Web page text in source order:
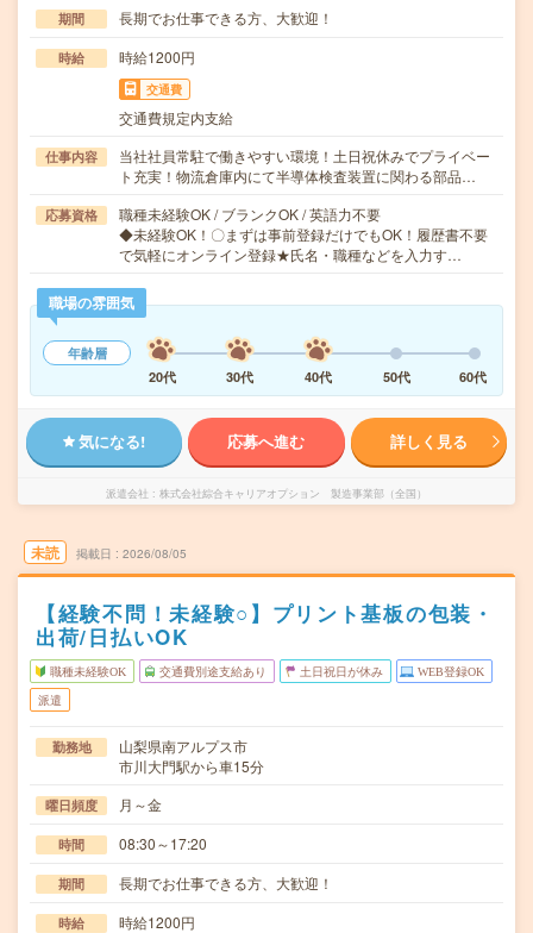
期間 長期でお仕事できる方、大歓迎！
時給 時給1200円
交通費
交通費規定内支給
仕事内容
当社社員常駐で働きやすい環境！土日祝休みでプライベー
ト充実！物流倉庫内にて半導体検査装置に関わる部品…
応募資格
職種未経験OK / ブランクOK / 英語力不要
◆未経験OK！〇まずは事前登録だけでもOK！履歴書不要
で気軽にオンライン登録★氏名・職種などを入力す…
職場の雰囲気
年齢層
20代
30代 40代 50代 60代
気になる! 応募へ進む 詳しく見る
派遣会社 株式会社綜合キャリアオプション 製造事業部（全国）
未読 掲載日 2026/08/05
【経験不問！未経験○】プリント基板の包装・
出荷/日払いOK
職種未経験OK 交通費別途支給あり 土日祝日が休み WEB登録OK
派遣
勤務地
山梨県南アルプス市
市川大門駅から車15分
曜日頻度 月～金
時間 08:30～17:20
期間 長期でお仕事できる方、大歓迎！
時給 時給1200円